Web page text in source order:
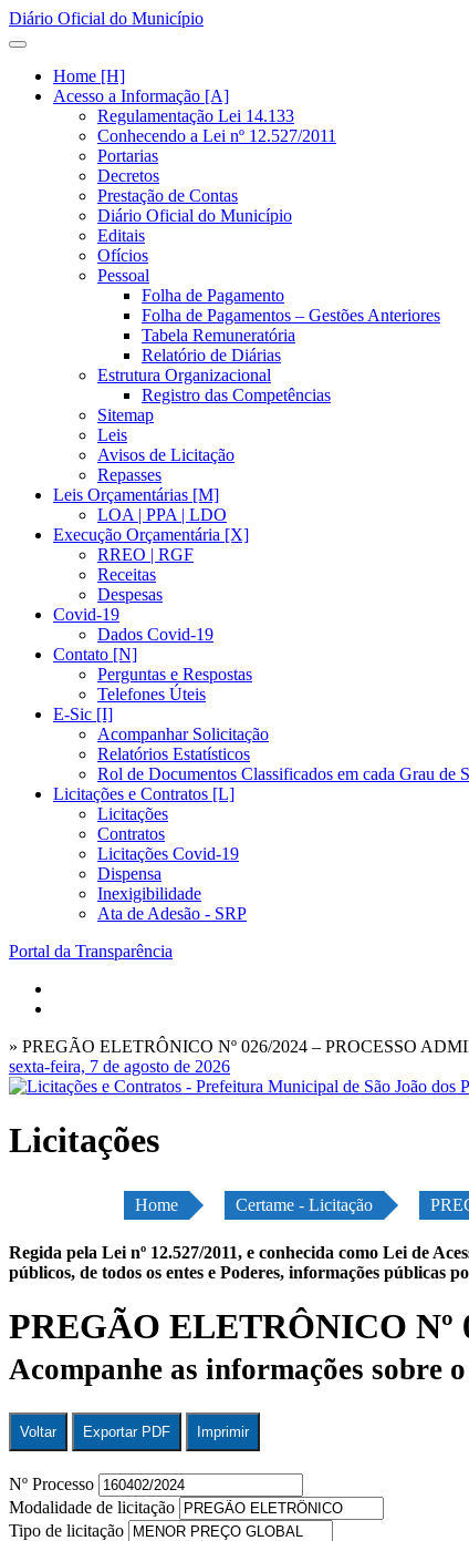
Diário Oficial do Município
Home [H]
Acesso a Informação [A]
Regulamentação Lei 14.133
Conhecendo a Lei nº 12.527/2011
Portarias
Decretos
Prestação de Contas
Diário Oficial do Município
Editais
Ofícios
Pessoal
Folha de Pagamento
Folha de Pagamentos – Gestões Anteriores
Tabela Remuneratória
Relatório de Diárias
Estrutura Organizacional
Registro das Competências
Sitemap
Leis
Avisos de Licitação
Repasses
Leis Orçamentárias [M]
LOA | PPA | LDO
Execução Orçamentária [X]
RREO | RGF
Receitas
Despesas
Covid-19
Dados Covid-19
Contato [N]
Perguntas e Respostas
Telefones Úteis
E-Sic [I]
Acompanhar Solicitação
Relatórios Estatísticos
Rol de Documentos Classificados em cada Grau de
Licitações e Contratos [L]
Licitações
Contratos
Licitações Covid-19
Dispensa
Inexigibilidade
Ata de Adesão - SRP
Portal da Transparência
» PREGÃO ELETRÔNICO Nº 026/2024 – PROCESSO
sexta-feira, 7 de agosto de 2026
Licitações
Home Certame - Licitação
Regida pela Lei nº 12.527/2011, e conhecida como Lei de
públicos, de todos os entes e Poderes, informações públicas
PREGÃO ELETRÔNICO Nº
Acompanhe as informações sobre
Voltar Exportar PDF Imprimir
Nº Processo
Modalidade de licitação
Tipo de licitação